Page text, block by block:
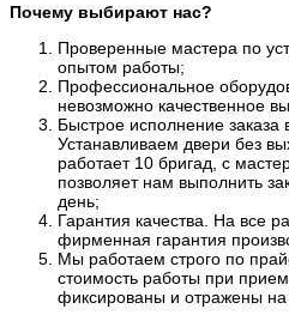
Почему выбирают нас?
Проверенные мастера по
опытом работы;
Профессиональное
невозможно качественное
Быстрое исполнение заказа
Устанавливаем двери без
работает 10 бригад, с
позволяет нам выполнить
день;
Гарантия качества. На все
фирменная гарантия
Мы работаем строго по
стоимость работы при
фиксированы и отражены на